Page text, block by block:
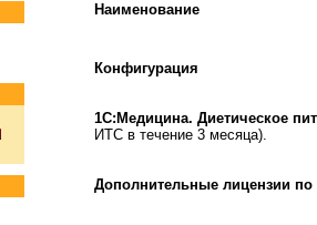
Наименование
Конфигурация
1С:Медицина. Диетическое
ИТС в течение 3 месяца).
Дополнительные лицензии